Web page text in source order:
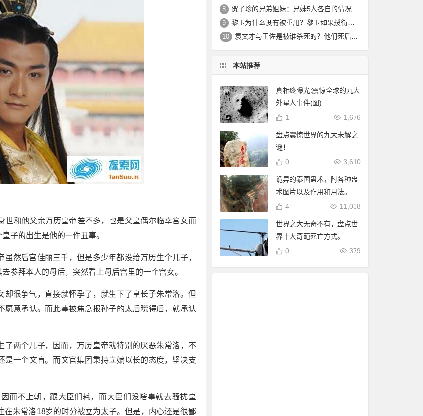
世和他父亲万历皇帝差不多，也是父皇偶尔临幸宫女而
子的出生是他的一件丑事。
然后宫佳丽三千，但是多少年都没给万历生个儿子，
参拜本人的母后，突然看上母后宫里的一个宫女。
很争气，直接就怀孕了，就生下了皇长子朱常洛。但
意承认。而此事被焦急报孙子的太后晓得后，就承认
了两个儿子，因而，万历皇帝就特别的厌恶朱常洛，不
一个文盲。而文官集团秉持立嫡以长的态度，坚决支
而不上朝，跟大臣们耗，而大臣们没啥事就去骚扰皇
朱常洛18岁的时分被立为太子。但是，内心还是很鄙
8 贺子珍的兄弟姐妹：兄妹5人各自的情况介绍
9 黎玉为什么没有被重用？黎玉如果授衔会是什么军衔？
10 袁文才与王佐是被谁杀死的？他们死后其后代情况如何？
本站推荐
真相终曝光:震惊全球的九大
外星人事件(图)
1,676
1
盘点震惊世界的九大未解之
谜！
3,610
0
诡异的泰国蛊术，附各种盅
术图片以及作用和用法。
11,038
4
世界之大无奇不有，盘点世
界十大奇葩死亡方式。
379
0